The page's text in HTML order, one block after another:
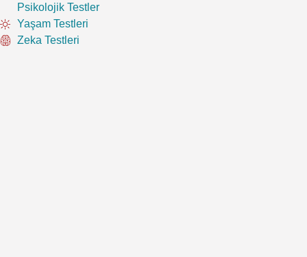
Psikolojik Testler
Yaşam Testleri
Zeka Testleri